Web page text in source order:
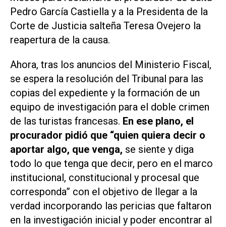
Pedro García Castiella y a la Presidenta de la
Corte de Justicia salteña Teresa Ovejero la
reapertura de la causa.
Ahora, tras los anuncios del Ministerio Fiscal,
se espera la resolución del Tribunal para las
copias del expediente y la formación de un
equipo de investigación para el doble crimen
de las turistas francesas. En ese plano, el
procurador pidió que “quien quiera decir o
aportar algo, que venga, se siente y diga
todo lo que tenga que decir, pero en el marco
institucional, constitucional y procesal que
corresponda” con el objetivo de llegar a la
verdad incorporando las pericias que faltaron
en la investigación inicial y poder encontrar al